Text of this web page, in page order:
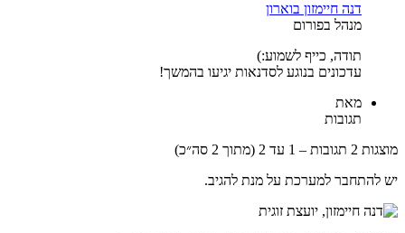
דנה חיימזון בוארון
מנהל בפורום
תודה, כייף לשמוע:)
עדכונים בנוגע לסדנאות יגיעו בהמשך!
מאת
תגובות
מוצגות 2 תגובות – 1 עד 2 (מתוך 2 סה״כ)
יש להתחבר למערכת על מנת להגיב.